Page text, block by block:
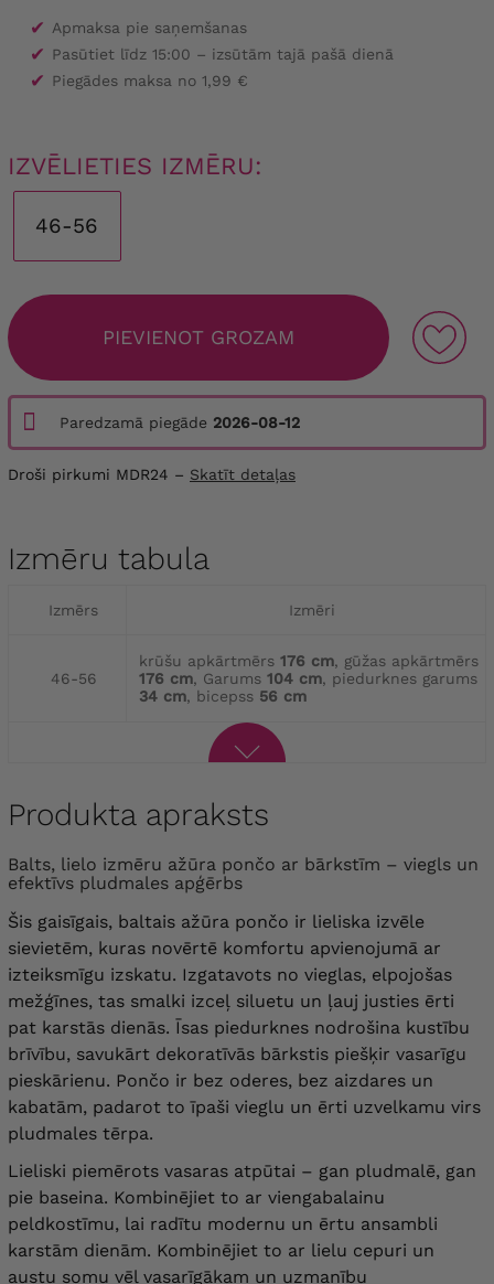
✔ Apmaksa pie saņemšanas
✔ Pasūtiet līdz 15:00 – izsūtām tajā pašā dienā
✔ Piegādes maksa no 1,99 €
IZVĒLIETIES IZMĒRU:
46-56
PIEVIENOT GROZAM
Paredzamā piegāde 2026-08-12
Droši pirkumi MDR24 – Skatīt detaļas
Izmēru tabula
Izmērs Izmēri
46-56
krūšu apkārtmērs 176 cm, gūžas apkārtmērs
176 cm, Garums 104 cm, piedurknes garums
34 cm, bicepss 56 cm
Produkta apraksts
Balts, lielo izmēru ažūra pončo ar bārkstīm – viegls un
efektīvs pludmales apģērbs
Šis gaisīgais, baltais ažūra pončo ir lieliska izvēle
sievietēm, kuras novērtē komfortu apvienojumā ar
izteiksmīgu izskatu. Izgatavots no vieglas, elpojošas
mežģīnes, tas smalki izceļ siluetu un ļauj justies ērti
pat karstās dienās. Īsas piedurknes nodrošina kustību
brīvību, savukārt dekoratīvās bārkstis piešķir vasarīgu
pieskārienu. Pončo ir bez oderes, bez aizdares un
kabatām, padarot to īpaši vieglu un ērti uzvelkamu virs
pludmales tērpa.
Lieliski piemērots vasaras atpūtai – gan pludmalē, gan
pie baseina. Kombinējiet to ar viengabalainu
peldkostīmu, lai radītu modernu un ērtu ansambli
karstām dienām. Kombinējiet to ar lielu cepuri un
austu somu vēl vasarīgākam un uzmanību